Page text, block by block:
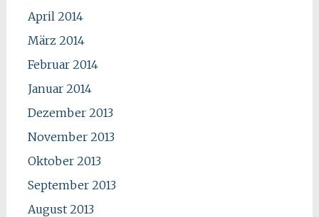
April 2014
März 2014
Februar 2014
Januar 2014
Dezember 2013
November 2013
Oktober 2013
September 2013
August 2013